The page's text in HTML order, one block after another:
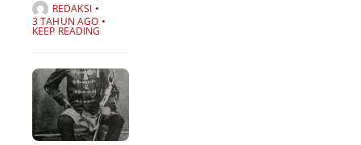
telah
diperjuangkan
puluhan tahun
akhirnya
terwujud pada
17 Agustus
REDAKSI
3 TAHUN AGO
KEEP READING